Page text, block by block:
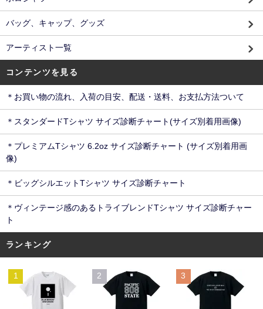
バッグ、キャップ、グッズ
アーティスト一覧
コンテンツを見る
＊お買い物の流れ、入荷の目安、配送・送料、お支払方法ついて
＊スタンダードTシャツ サイズ診断チャート(サイズ別着用画像)
＊プレミアムTシャツ 6.2oz サイズ診断チャート (サイズ別着用画
像)
＊ビッグシルエットTシャツ サイズ診断チャート
＊ヴィンテージ感のあるトライブレンドTシャツ サイズ診断チャー
ト
ランキング
1 2 3